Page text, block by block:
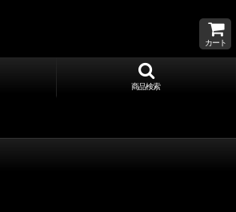
カート
商品検索